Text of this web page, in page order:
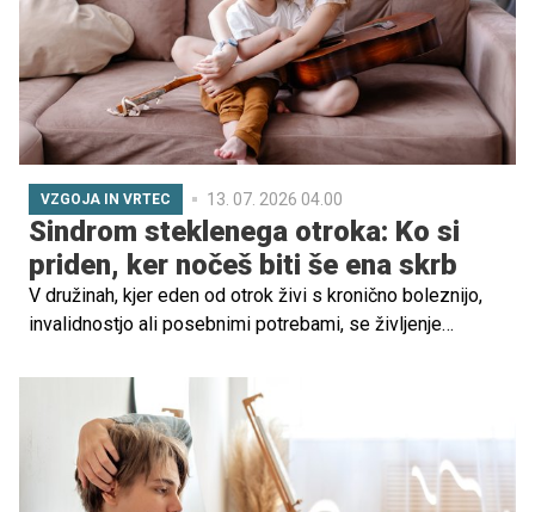
VZGOJA IN VRTEC 13. 07. 2026 04.00
Sindrom steklenega otroka: Ko si
priden, ker nočeš biti še ena skrb
V družinah, kjer eden od otrok živi s kronično boleznijo,
invalidnostjo ali posebnimi potrebami, se življenje
številnih odločitev. Vsakdan je pogosto prilagojen
potrebam otroka, ki potrebuje več podpore, zato časa,
energije in pozornosti ni vedno mogoče razporediti tako,
kot bi si starši želeli. Starši se po svojih najboljših močeh
trudijo poskrbeti za vse otroke, vendar jih okoliščine